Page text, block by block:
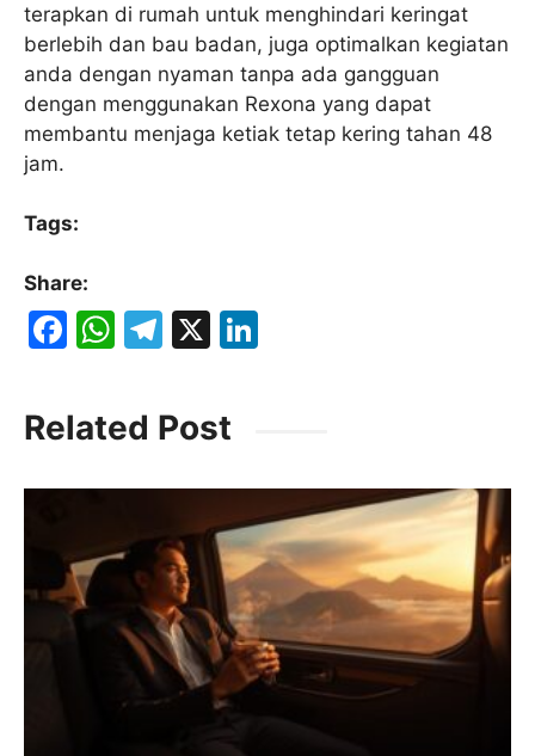
terapkan di rumah untuk menghindari keringat
berlebih dan bau badan, juga optimalkan kegiatan
anda dengan nyaman tanpa ada gangguan
dengan menggunakan Rexona yang dapat
membantu menjaga ketiak tetap kering tahan 48
jam.
Tags:
Share:
F
c
e
b
o
k
W
at
s
A
p
T
e
gr
a
X
dI
n
Related Post